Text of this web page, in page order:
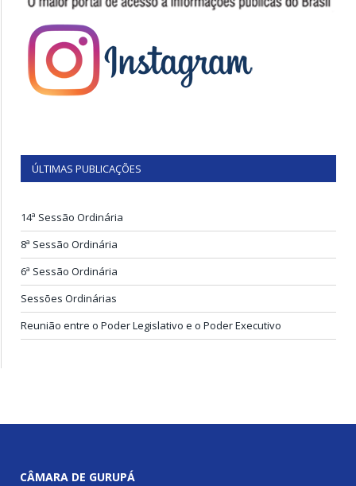
ÚLTIMAS PUBLICAÇÕES
14ª Sessão Ordinária
8ª Sessão Ordinária
6ª Sessão Ordinária
Sessões Ordinárias
Reunião entre o Poder Legislativo e o Poder Executivo
CÂMARA DE GURUPÁ